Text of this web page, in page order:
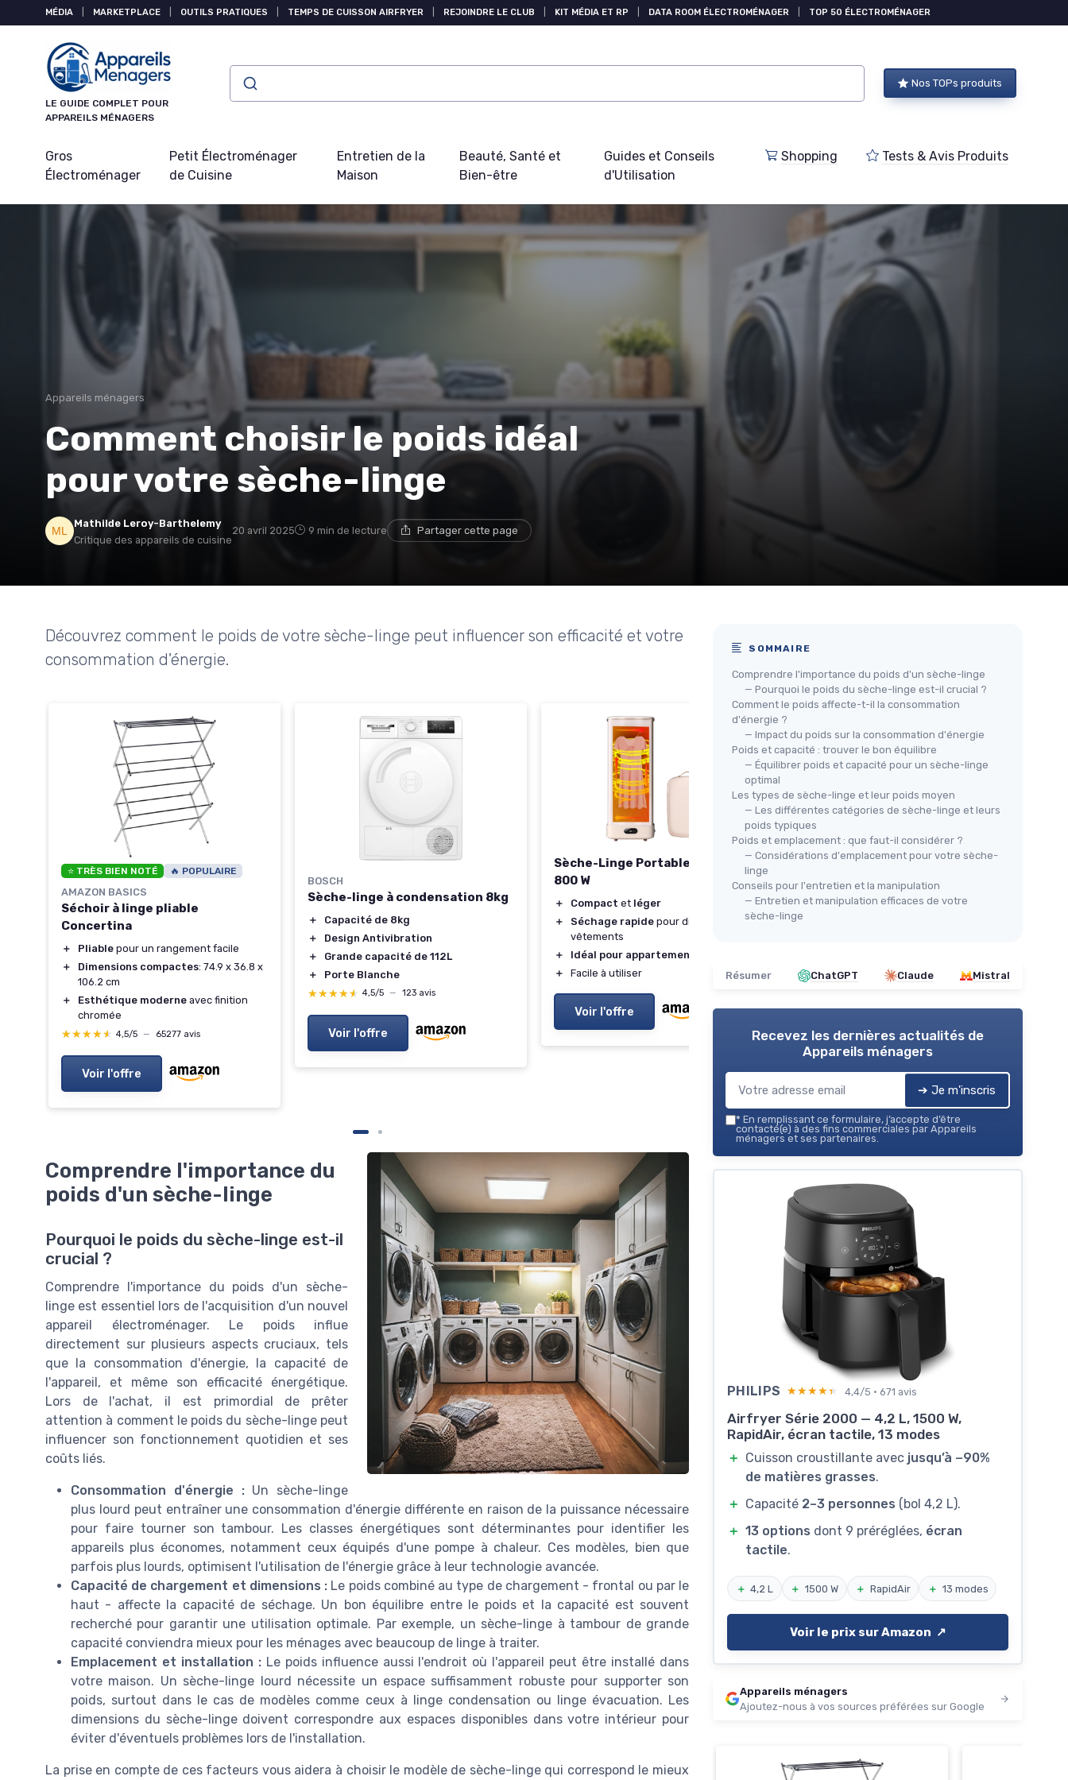
MÉDIA MARKETPLACE OUTILS PRATIQUES TEMPS DE CUISSON AIRFRYER REJOINDRE LE CLUB KIT MÉDIA ET RP DATA ROOM ÉLECTROMÉNAGER TOP 50 ÉLECTROMÉNAGER
LE GUIDE COMPLET POUR
APPAREILS MÉNAGERS
Nos TOPs produits
Gros
Électroménager
Petit Électroménager
de Cuisine
Entretien de la
Maison
Beauté, Santé et
Bien-être
Guides et Conseils
d'Utilisation
Shopping Tests & Avis Produits
Appareils ménagers
Comment choisir le poids idéal
pour votre sèche-linge
Mathilde Leroy-Barthelemy
Critique des appareils de cuisine
20 avril 2025 9 min de lecture Partager cette page
Découvrez comment le poids de votre sèche-linge peut influencer son efficacité et votre
consommation d'énergie.
⭐ TRÈS BIEN NOTÉ 🔥 POPULAIRE
AMAZON BASICS
Séchoir à linge pliable
Concertina
＋ Pliable pour un rangement facile
＋
Dimensions compactes: 74.9 x 36.8 x
106.2 cm
＋
Esthétique moderne avec finition
chromée
★★★★★
★★★★★ 4,5/5 — 65277 avis
Voir l'offre
BOSCH
Sèche-linge à condensation 8kg
＋
Capacité de 8kg
＋
Design Antivibration
＋
Grande capacité de 112L
＋
Porte Blanche
★★★★★
★★★★★ 4,5/5 — 123 avis
Voir l'offre
Sèche-Linge Portable Électrique
800 W
＋ Compact et léger
＋
Séchage rapide pour divers
vêtements
＋
Idéal pour appartements
＋
Facile à utiliser
Voir l'offre
BOSCH
Sèche linge WTH8300DFR, 8 kg,
Pompe à chaleur
＋
Capacité de 8 kgpour les grandes
charges
Voir l'offre
Comprendre l'importance du
poids d'un sèche-linge
Pourquoi le poids du sèche-linge est-il
crucial ?
Comprendre l'importance du poids d'un sèche-
linge est essentiel lors de l'acquisition d'un nouvel
appareil électroménager. Le poids influe
directement sur plusieurs aspects cruciaux, tels
que la consommation d'énergie, la capacité de
l'appareil, et même son efficacité énergétique.
Lors de l'achat, il est primordial de prêter
attention à comment le poids du sèche-linge peut
influencer son fonctionnement quotidien et ses
coûts liés.
Consommation d'énergie :Un sèche-linge
plus lourd peut entraîner une consommation d'énergie différente en raison de la puissance nécessaire
pour faire tourner son tambour. Les classes énergétiques sont déterminantes pour identifier les
appareils plus économes, notamment ceux équipés d'une pompe à chaleur. Ces modèles, bien que
parfois plus lourds, optimisent l'utilisation de l'énergie grâce à leur technologie avancée.
Capacité de chargement et dimensions : Le poids combiné au type de chargement - frontal ou par le
haut - affecte la capacité de séchage. Un bon équilibre entre le poids et la capacité est souvent
recherché pour garantir une utilisation optimale. Par exemple, un sèche-linge à tambour de grande
capacité conviendra mieux pour les ménages avec beaucoup de linge à traiter.
Emplacement et installation :Le poids influence aussi l'endroit où l'appareil peut être installé dans
votre maison. Un sèche-linge lourd nécessite un espace suffisamment robuste pour supporter son
poids, surtout dans le cas de modèles comme ceux à linge condensation ou linge évacuation. Les
dimensions du sèche-linge doivent correspondre aux espaces disponibles dans votre intérieur pour
éviter d'éventuels problèmes lors de l'installation.
La prise en compte de ces facteurs vous aidera à choisir le modèle de sèche-linge qui correspond le mieux
SOMMAIRE
Comprendre l'importance du poids d'un sèche-linge
— Pourquoi le poids du sèche-linge est-il crucial ?
Comment le poids affecte-t-il la consommation
d'énergie ?
— Impact du poids sur la consommation d'énergie
Poids et capacité : trouver le bon équilibre
— Équilibrer poids et capacité pour un sèche-linge
optimal
Les types de sèche-linge et leur poids moyen
— Les différentes catégories de sèche-linge et leurs
poids typiques
Poids et emplacement : que faut-il considérer ?
— Considérations d'emplacement pour votre sèche-
linge
Conseils pour l'entretien et la manipulation
— Entretien et manipulation efficaces de votre
sèche-linge
Résumer ChatGPT Claude Mistral
Recevez les dernières actualités de
Appareils ménagers
➔ Je m'inscris
* En remplissant ce formulaire, j’accepte d’être
contacté(e) à des fins commerciales par Appareils
ménagers et ses partenaires.
PHILIPS ★★★★★
★★★★★ 4,4/5 · 671 avis
Airfryer Série 2000 — 4,2 L, 1500 W,
RapidAir, écran tactile, 13 modes
＋ Cuisson croustillante avec jusqu’à −90%
de matières grasses.
＋ Capacité 2–3 personnes (bol 4,2 L).
＋ 13 options dont 9 préréglées, écran
tactile.
＋ 4,2 L ＋ 1500 W ＋ RapidAir ＋ 13 modes
Voir le prix sur Amazon ↗️
Appareils ménagers
Ajoutez-nous à vos sources préférées sur Google
Panneau de gestion des cookies